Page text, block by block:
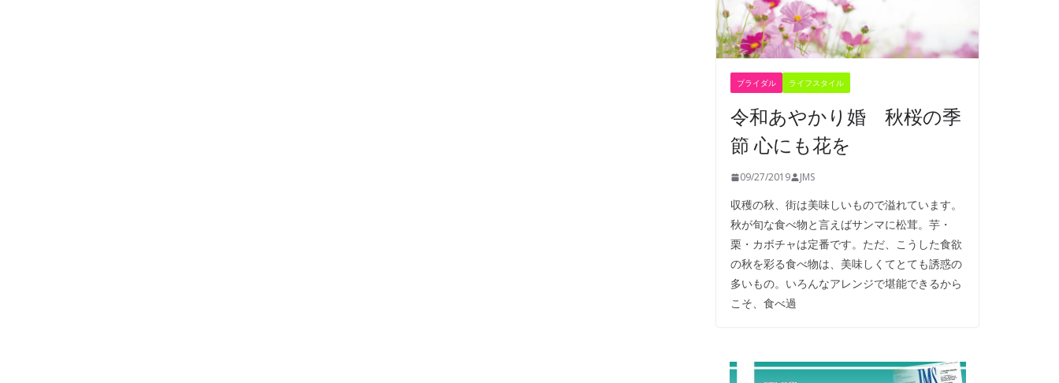
ブライダル ライフスタイル
令和あやかり婚 秋桜の季
節 心にも花を
09/27/2019 JMS
収穫の秋、街は美味しいもので溢れています。
秋が旬な食べ物と言えばサンマに松茸。芋・
栗・カボチャは定番です。ただ、こうした食欲
の秋を彩る食べ物は、美味しくてとても誘惑の
多いもの。いろんなアレンジで堪能できるから
こそ、食べ過